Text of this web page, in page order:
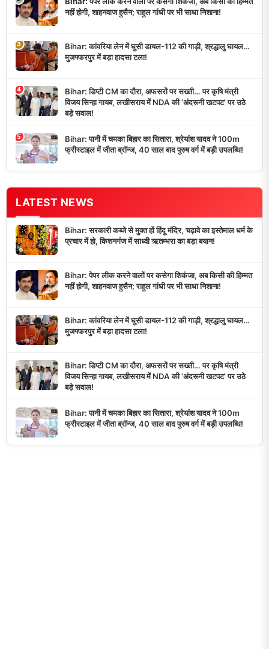
नहीं होगी, शाहनवाज हुसैन; राहुल गांधी पर भी साधा निशाना!
3
Bihar: कांवरिया लेन में घुसी डायल-112 की गाड़ी, श्रद्धालु घायल…
मुजफ्फरपुर में बड़ा हादसा टला!
4
Bihar: डिप्टी CM का दौरा, अफसरों पर सख्ती… पर कृषि मंत्री
विजय सिन्हा गायब, लखीसराय में NDA की ‘अंदरूनी खटपट’ पर उठे
बड़े सवाल!
5
Bihar: पानी में चमका बिहार का सितारा, श्रेयांश यादव ने 100m
फ्रीस्टाइल में जीता ब्रॉन्ज, 40 साल बाद पुरुष वर्ग में बड़ी उपलब्धि!
LATEST NEWS
Bihar: सरकारी कब्जे से मुक्त हों हिंदू मंदिर, चढ़ावे का इस्तेमाल धर्म के
प्रचार में हो, किशनगंज में साध्वी ऋतम्भरा का बड़ा बयान!
Bihar: पेपर लीक करने वालों पर कसेगा शिकंजा, अब किसी की हिम्मत
नहीं होगी, शाहनवाज हुसैन; राहुल गांधी पर भी साधा निशाना!
Bihar: कांवरिया लेन में घुसी डायल-112 की गाड़ी, श्रद्धालु घायल…
मुजफ्फरपुर में बड़ा हादसा टला!
Bihar: डिप्टी CM का दौरा, अफसरों पर सख्ती… पर कृषि मंत्री
विजय सिन्हा गायब, लखीसराय में NDA की ‘अंदरूनी खटपट’ पर उठे
बड़े सवाल!
Bihar: पानी में चमका बिहार का सितारा, श्रेयांश यादव ने 100m
फ्रीस्टाइल में जीता ब्रॉन्ज, 40 साल बाद पुरुष वर्ग में बड़ी उपलब्धि!